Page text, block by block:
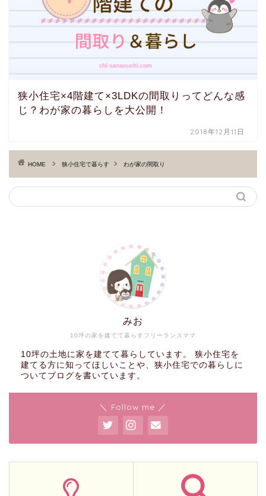
狭小住宅×4階建て×3LDKの間取りってどんな感
じ？わが家の暮らしを大公開！
2018年12月11日
HOME 狭小住宅で暮らす わが家の間取り
10坪の家を建てて暮らすフリーランスママ
みお
10坪の土地に家を建てて暮らしています。 狭小住宅を
建てる方に知ってほしいことや、狭小住宅での暮らしに
ついてブログを書いています。
＼ Follow me ／